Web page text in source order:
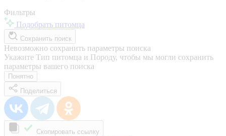
Фильтры
Подобрать питомца
Сохранить поиск
Невозможно сохранить параметры поиска
Укажите Тип питомца и Породу, чтобы мы могли сохранить
параметры вашего поиска
Понятно
Поделиться
Скопировать ссылку